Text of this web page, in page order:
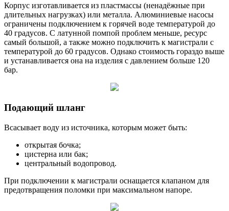
Корпус изготавливается из пластмассы (ненадёжные при
длительных нагрузках) или металла. Алюминиевые насосы
ограничены подключением к горячей воде температурой до
40 градусов. С латунной помпой проблем меньше, ресурс
самый большой, а также можно подключить к магистрали с
температурой до 60 градусов. Однако стоимость гораздо выше
и устанавливается она на изделия с давлением больше 120
бар.
Подающий шланг
Всасывает воду из источника, которым может быть:
открытая бочка;
цистерна или бак;
центральный водопровод.
При подключении к магистрали оснащается клапаном для
предотвращения поломки при максимальном напоре.